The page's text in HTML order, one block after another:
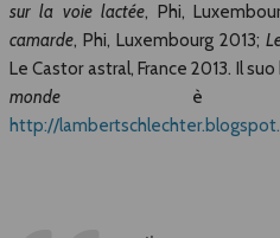
sur la voie lactée, Phi,
camarde, Phi, Luxembourg 2013;
Le Castor astral, France 2013. Il
monde è
http://